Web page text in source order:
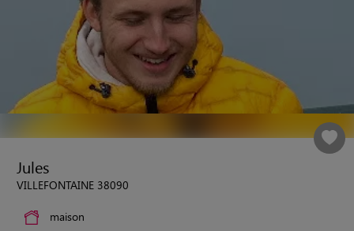
Jules
VILLEFONTAINE 38090
maison